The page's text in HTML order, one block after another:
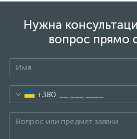
Нужна
вопрос прямо
+380